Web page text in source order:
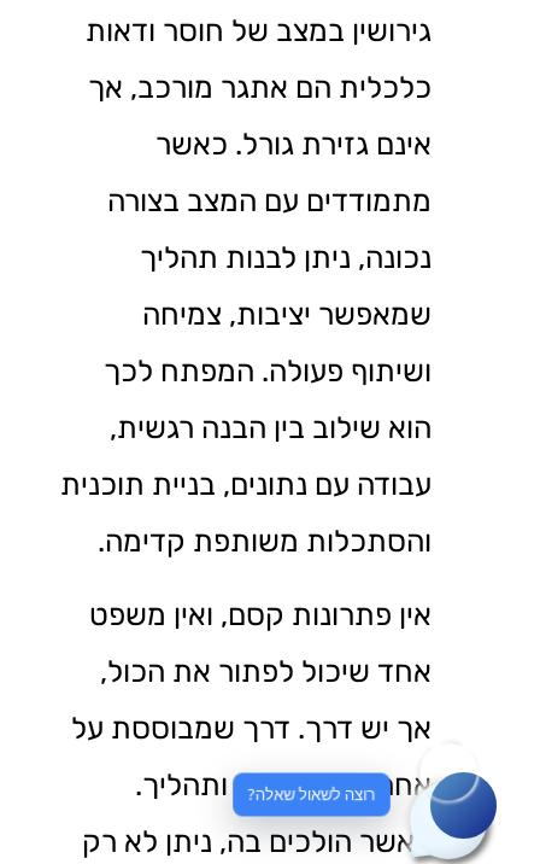
גירושין במצב של חוסר ודאות
כלכלית הם אתגר מורכב, אך
אינם גזירת גורל. כאשר
מתמודדים עם המצב בצורה
נכונה, ניתן לבנות תהליך
שמאפשר יציבות, צמיחה
ושיתוף פעולה. המפתח לכך
הוא שילוב בין הבנה רגשית,
עבודה עם נתונים, בניית תוכנית
והסתכלות משותפת קדימה.
אין פתרונות קסם, ואין משפט
אחד שיכול לפתור את הכול,
אך יש דרך. דרך שמבוססת על
אחריות, שותפות ותהליך.
כאשר הולכים בה, ניתן לא רק
רוצה לשאול שאלה?